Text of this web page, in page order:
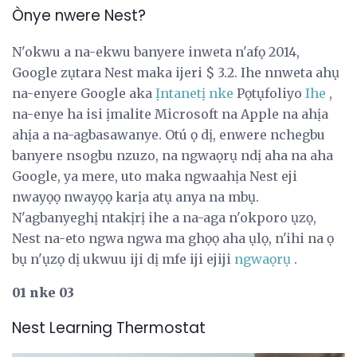
Ònye nwere Nest?
N'okwu a na-ekwu banyere inweta n'afọ 2014,
Google zụtara Nest maka ijeri $ 3.2. Ihe nnweta ahụ
na-enyere Google aka Ịntanetị nke Pọtụfoliyo Ihe ,
na-enye ha isi ịmalite Microsoft na Apple na ahịa
ahịa a na-agbasawanye. Otú ọ dị, enwere nchegbu
banyere nsogbu nzuzo, na ngwaọrụ ndị aha na aha
Google, ya mere, uto maka ngwaahịa Nest eji
nwayọọ nwayọọ karịa atụ anya na mbụ.
N'agbanyeghị ntakịrị ihe a na-aga n'okporo ụzọ,
Nest na-eto ngwa ngwa ma ghọọ aha ụlọ, n'ihi na ọ
bụ n'ụzọ dị ukwuu iji dị mfe iji ejiji ngwaọrụ .
01 nke 03
Nest Learning Thermostat